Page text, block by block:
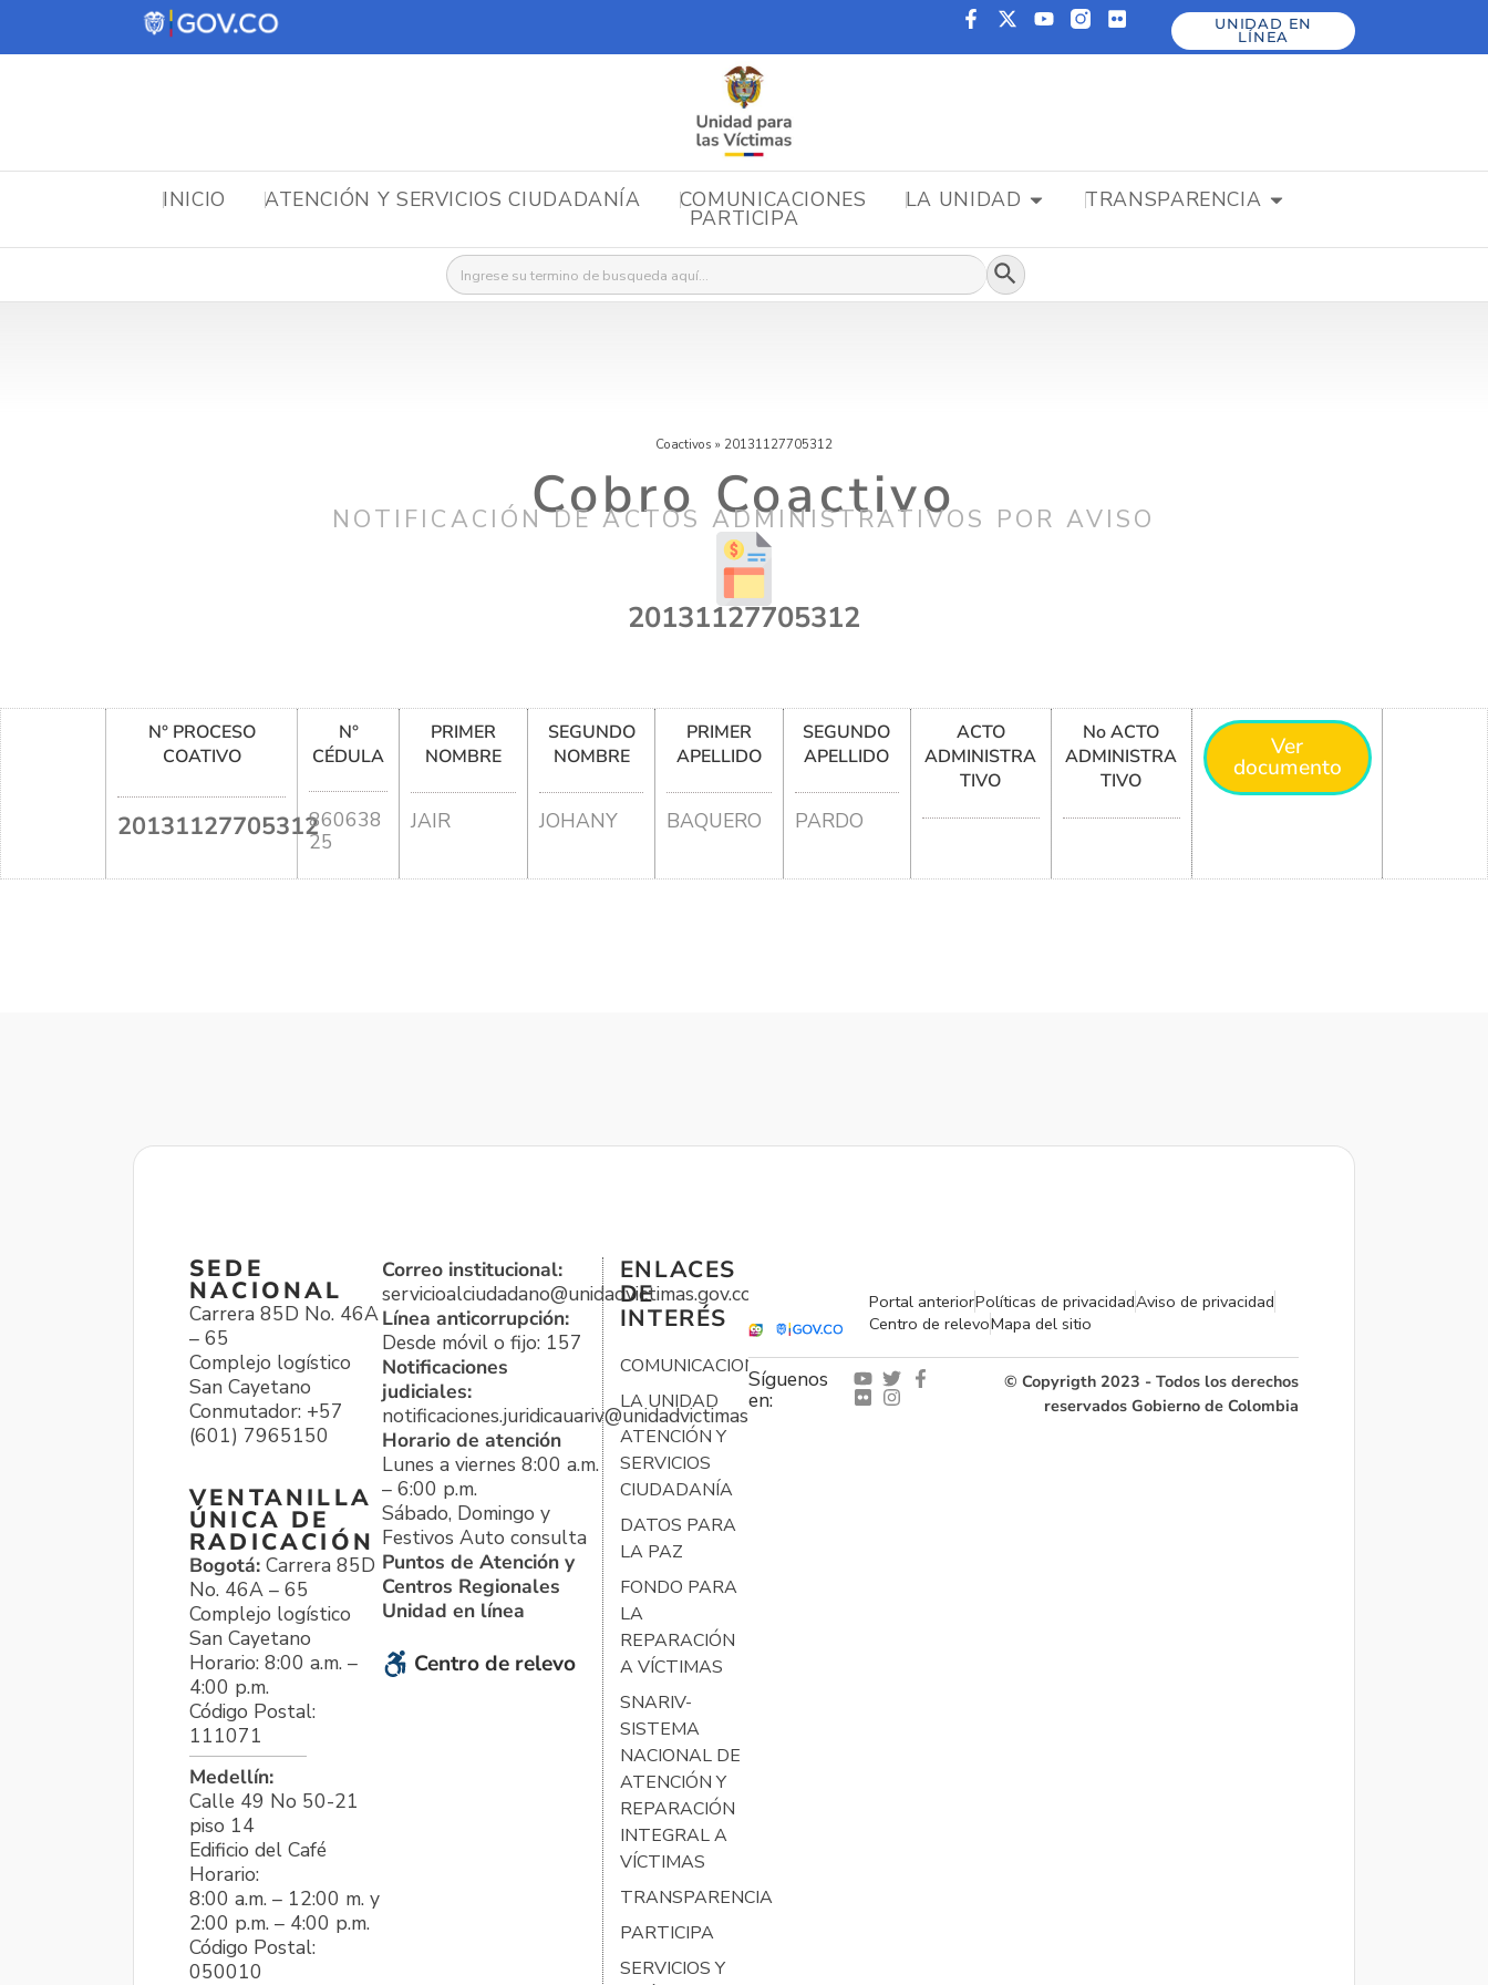
UNIDAD EN
LÍNEA
INICIO ATENCIÓN Y SERVICIOS CIUDADANÍA COMUNICACIONES LA UNIDAD TRANSPARENCIA
PARTICIPA
Buscar: Botón de búsqueda
Coactivos » 20131127705312
Cobro Coactivo
NOTIFICACIÓN DE ACTOS ADMINISTRATIVOS POR AVISO
20131127705312
N° PROCESO
COATIVO
20131127705312
N°
CÉDULA
860638
25
PRIMER
NOMBRE
JAIR
SEGUNDO
NOMBRE
JOHANY
PRIMER
APELLIDO
BAQUERO
SEGUNDO
APELLIDO
PARDO
ACTO
ADMINISTRA
TIVO
No ACTO
ADMINISTRA
TIVO
Ver
documento
SEDE
NACIONAL
Carrera 85D No. 46A
– 65
Complejo logístico
San Cayetano
Conmutador: +57
(601) 7965150
VENTANILLA
ÚNICA DE
RADICACIÓN
Bogotá: Carrera 85D
No. 46A – 65
Complejo logístico
San Cayetano
Horario: 8:00 a.m. –
4:00 p.m.
Código Postal:
111071
Medellín:
Calle 49 No 50-21
piso 14
Edificio del Café
Horario:
8:00 a.m. – 12:00 m. y
2:00 p.m. – 4:00 p.m.
Código Postal:
050010
Correo institucional:
servicioalciudadano@unidadvictimas.gov.co
Línea anticorrupción:
Desde móvil o fijo: 157
Notificaciones
judiciales:
notificaciones.juridicauariv@unidadvictimas.gov.co
Horario de atención
Lunes a viernes 8:00 a.m.
– 6:00 p.m.
Sábado, Domingo y
Festivos Auto consulta
Puntos de Atención y
Centros Regionales
Unidad en línea
Centro de relevo
ENLACES
DE
INTERÉS
COMUNICACIONES
LA UNIDAD
ATENCIÓN Y
SERVICIOS
CIUDADANÍA
DATOS PARA
LA PAZ
FONDO PARA
LA
REPARACIÓN
A VÍCTIMAS
SNARIV-
SISTEMA
NACIONAL DE
ATENCIÓN Y
REPARACIÓN
INTEGRAL A
VÍCTIMAS
TRANSPARENCIA
PARTICIPA
SERVICIOS Y
Portal anteriorPolíticas de privacidadAviso de privacidad
Centro de relevoMapa del sitio
Síguenos
en:
© Copyrigth 2023 - Todos los derechos
reservados Gobierno de Colombia